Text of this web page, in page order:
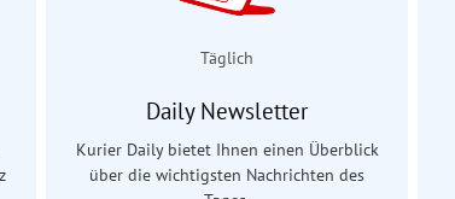
Täglich
Daily Newsletter
Kurier Daily bietet Ihnen einen Überblick
über die wichtigsten Nachrichten des